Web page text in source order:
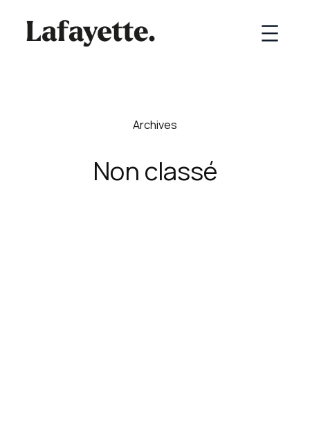
Archives
Non classé